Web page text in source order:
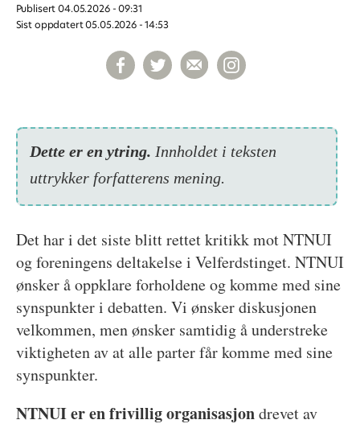
Publisert
04.05.2026 - 09:31
Sist oppdatert
05.05.2026 - 14:53
Dette er en ytring. Inn­holdet i teksten
uttrykker forfatterens mening.
Det har i det siste blitt rettet kritikk mot NTNUI
og foreningens deltakelse i Velferdstinget. NTNUI
ønsker å oppklare forholdene og komme med sine
synspunkter i debatten. Vi ønsker diskusjonen
velkommen, men ønsker samtidig å understreke
viktigheten av at alle parter får komme med sine
synspunkter.
NTNUI er en frivillig organisasjondrevet av